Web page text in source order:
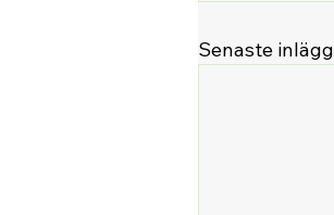
Senaste inlägg